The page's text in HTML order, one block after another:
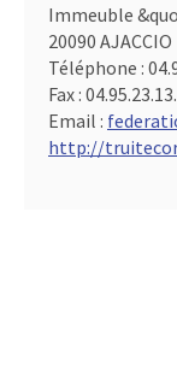
Immeuble
20090 AJACCIO
Téléphone :
Fax :
Email :
http://